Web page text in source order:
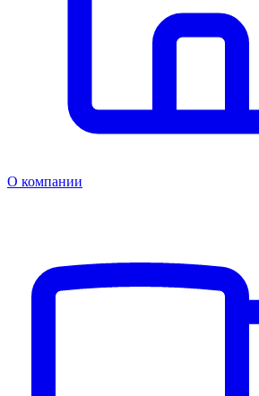
О компании